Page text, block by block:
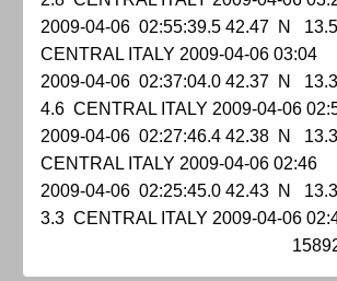
2009-04-06 02:55:39.5 42.47 N
CENTRAL ITALY 2009-04-06 03:04
2009-04-06 02:37:04.0 42.37 N
4.6 CENTRAL ITALY 2009-04-06
2009-04-06 02:27:46.4 42.38 N
CENTRAL ITALY 2009-04-06 02:46
2009-04-06 02:25:45.0 42.43 N
3.3 CENTRAL ITALY 2009-04-06